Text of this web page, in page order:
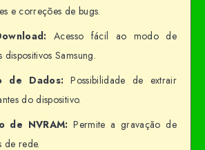
e correções de bugs.
Acesso fácil ao modo de
Samsung.
de Dados: Possibilidade de extrair
do dispositivo.
de NVRAM: Permite a gravação de
de rede.